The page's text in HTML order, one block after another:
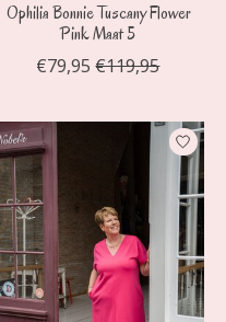
Ophilia Bonnie Tuscany Flower
Pink Maat 5
€79,95 €119,95